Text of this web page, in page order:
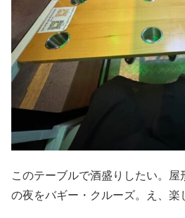
このテーブルで酒盛りしたい。
の夜をバギー・クルーズ。え、